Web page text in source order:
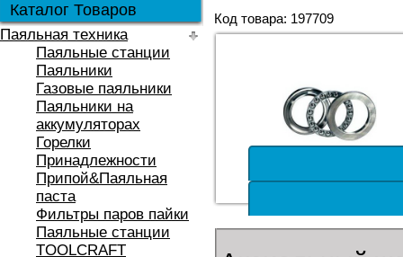
Каталог Товаров
Паяльная техника
Паяльные станции
Паяльники
Газовые паяльники
Паяльники на
аккумуляторах
Горелки
Принадлежности
Припой&Паяльная
паста
Фильтры паров пайки
Паяльные станции
TOOLCRAFT
Код товара: 197709